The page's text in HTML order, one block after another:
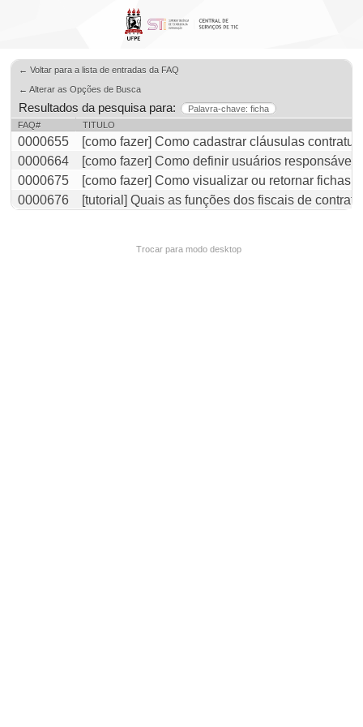
← Voltar para a lista de entradas da FAQ
← Alterar as Opções de Busca
Resultados da pesquisa para:
Palavra-chave: ficha
FAQ#
TITULO
0000655
[como fazer] Como cadastrar cláusulas
0000664
[como fazer] Como definir usuários
0000675
[como fazer] Como visualizar ou retornar fichas
0000676
[tutorial] Quais as funções dos fiscais de
Trocar para modo desktop